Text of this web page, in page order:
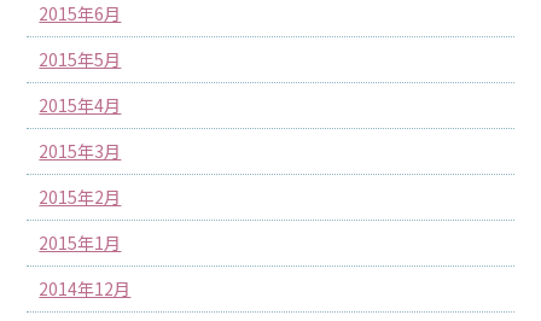
2015年6月
2015年5月
2015年4月
2015年3月
2015年2月
2015年1月
2014年12月